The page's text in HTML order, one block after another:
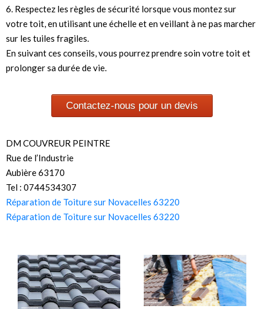
6. Respectez les règles de sécurité lorsque vous montez sur
votre toit, en utilisant une échelle et en veillant à ne pas marcher
sur les tuiles fragiles.
En suivant ces conseils, vous pourrez prendre soin votre toit et
prolonger sa durée de vie.
Contactez-nous pour un devis
DM COUVREUR PEINTRE
Rue de l’Industrie
Aubière 63170
Tel : 0744534307
Réparation de Toiture sur Novacelles 63220
Réparation de Toiture sur Novacelles 63220